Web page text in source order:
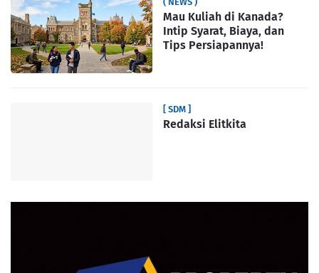
Mau Kuliah di Kanada?
Intip Syarat, Biaya, dan
Tips Persiapannya!
[ SDM ]
Redaksi Elitkita